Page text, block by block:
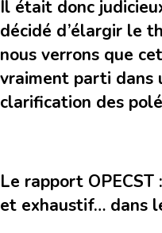
Il était donc
décidé d’élargir le
nous verrons que
vraiment parti dans
clarification des
Le rapport
et exhaustif… dans